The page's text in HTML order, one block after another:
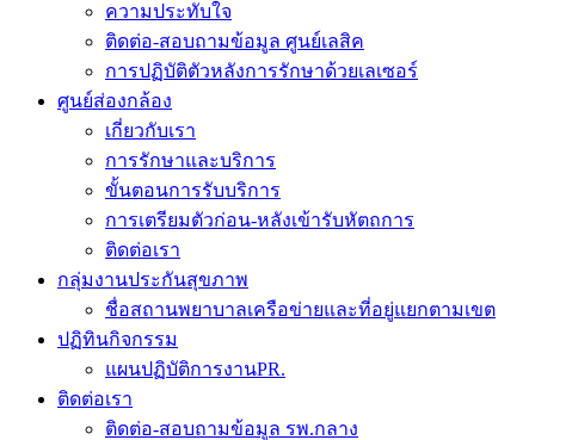
ความประทับใจ
ติดต่อ-สอบถามข้อมูล ศูนย์เลสิค
การปฏิบัติตัวหลังการรักษาด้วยเลเซอร์
ศูนย์ส่องกล้อง
เกี่ยวกับเรา
การรักษาและบริการ
ขั้นตอนการรับบริการ
การเตรียมตัวก่อน-หลังเข้ารับหัตถการ
ติดต่อเรา
กลุ่มงานประกันสุขภาพ
ชื่อสถานพยาบาลเครือข่ายและที่อยู่แยกตามเขต
ปฏิทินกิจกรรม
แผนปฏิบัติการงานPR.
ติดต่อเรา
ติดต่อ-สอบถามข้อมูล รพ.กลาง